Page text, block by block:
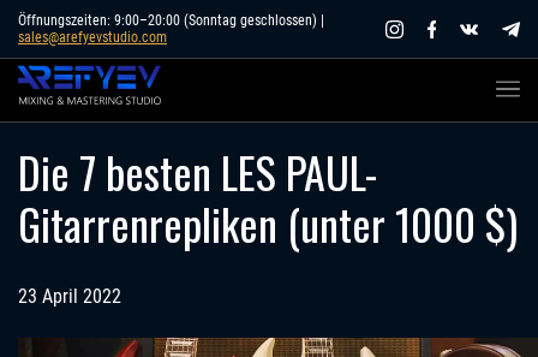
Skip
content
Öffnungszeiten: 9:00–20:00 (Sonntag geschlossen) |
sales@arefyevstudio.com
Die 7 besten LES PAUL-
Gitarrenrepliken (unter 1000 $)
23 April 2022